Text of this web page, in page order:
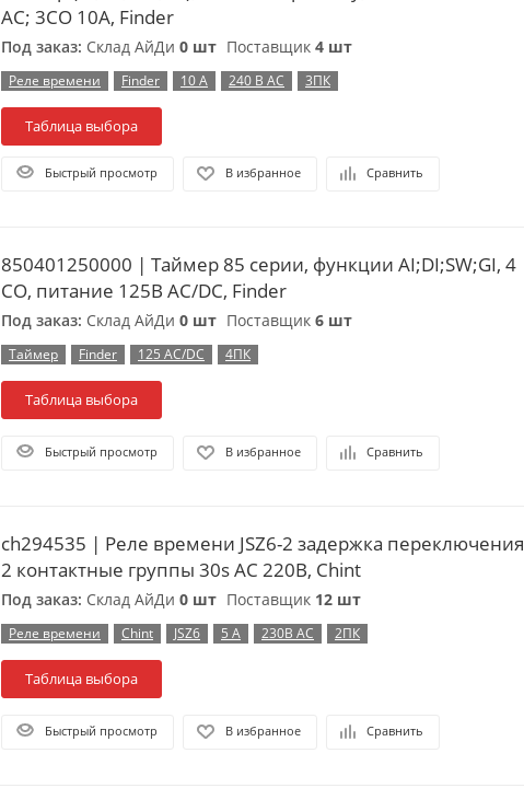
АС; 3CO 10A, Finder
Под заказ: Склад АйДи 0 шт Поставщик 4 шт
Реле времени Finder 10 А 240 В АС 3ПК
Таблица выбора
Быстрый просмотр В избранное Сравнить
850401250000 | Таймер 85 серии, функции AI;DI;SW;GI, 4
СО, питание 125В АС/DC, Finder
Под заказ: Склад АйДи 0 шт Поставщик 6 шт
Таймер Finder 125 АС/DC 4ПК
Таблица выбора
Быстрый просмотр В избранное Сравнить
ch294535 | Реле времени JSZ6-2 задержка переключения
2 контактные группы 30s AC 220В, Chint
Под заказ: Склад АйДи 0 шт Поставщик 12 шт
Реле времени Chint JSZ6 5 А 230В АС 2ПК
Таблица выбора
Быстрый просмотр В избранное Сравнить